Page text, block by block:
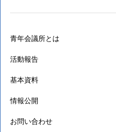
青年会議所とは
活動報告
基本資料
情報公開
お問い合わせ